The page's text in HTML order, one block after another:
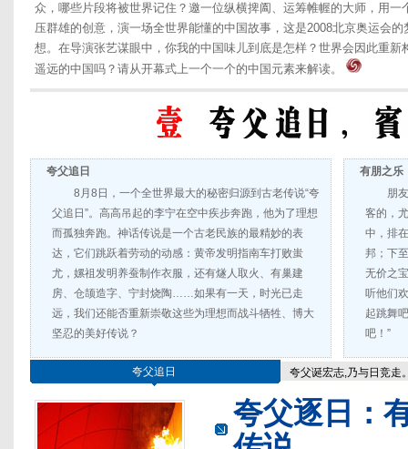
众，哪些片段将被世界记住？邀一位纵横捭阖、运筹帷幄的大师，用一
压群雄的创意，演一场全世界能懂的中国故事，这是2008北京奥运会的
想。在导演张艺谋眼中，你我的中国味儿到底是怎样？世界会因此重新
遥远的中国吗？请从开幕式上一个一个的中国元素来解读。
夸父追日
8月8日，一个全世界最大的秘密归源到古老传说“夸
父追日”。高高吊起的李宁在空中疾步奔跑，他为了理想
而孤独奔跑。神话传说是一个古老民族的最精妙的表
达，它们跳跃着劳动的动感：黄帝发明指南车打败蚩
尤，嫘祖发明养蚕制作衣服，还有燧人取火、有巢建
房、仓颉造字、宁封烧陶……如果有一天，时光已走
远，我们还能否重新崇敬这些为理想而战斗牺牲、博大
坚忍的美好传说？
有朋之乐
朋
客的，
中，排
邦；下
无价之
听他们
起跳舞
吧！”
夸父追日 夸父诞宏志,乃与日竞走
夸父逐日：